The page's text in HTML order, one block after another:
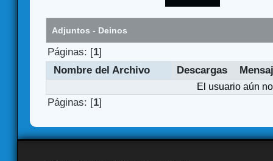
Adjuntos - Deinos
Páginas: [1]
Nombre del Archivo
Descargas
El usuario aún
Páginas: [1]